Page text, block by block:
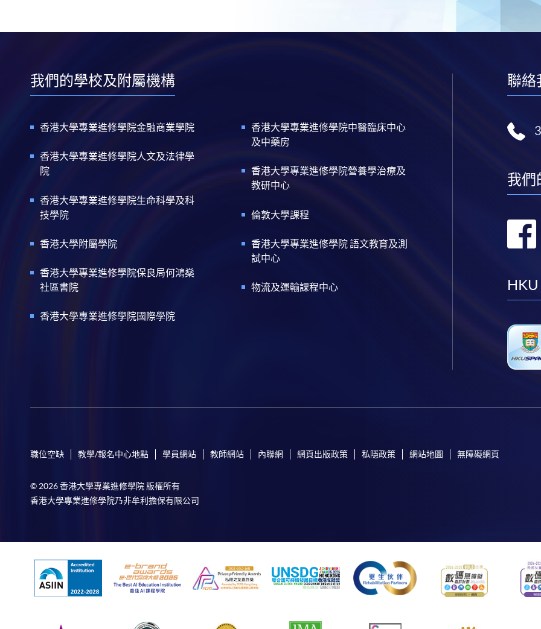
我們的學校及附屬機構
香港大學專業進修學院金融商業學院
香港大學專業進修學院人文及法律學
院
香港大學專業進修學院生命科學及科
技學院
香港大學附屬學院
香港大學專業進修學院保良局何鴻燊
社區書院
香港大學專業進修學院國際學院
香港大學專業進修學院中醫臨床中心
及中藥房
香港大學專業進修學院營養學治療及
教研中心
倫敦大學課程
香港大學專業進修學院 語文教育及測
試中心
物流及運輸課程中心
聯絡
我們
HKU
職位空缺 教學/報名中心地點 學員網站 教師網站 內聯網 網頁出版政策 私隱政策 網站地圖 無障礙網頁
© 2026 香港大學專業進修學院 版權所有
香港大學專業進修學院乃非牟利擔保有限公司